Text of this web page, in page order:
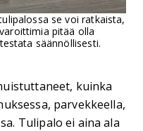
se voi ratkaista,
pitää olla
säännöllisesti.
kuinka
parvekkeella,
Tulipalo ei aina ala